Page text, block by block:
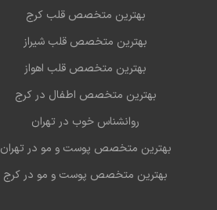
بهترین متخصص قلب کرج
بهترین متخصص قلب شیراز
بهترین متخصص قلب اهواز
بهترین متخصص اطفال در کرج
روانشناس خوب در تهران
بهترین متخصص پوست و مو در تهران
بهترین متخصص پوست و مو در کرج